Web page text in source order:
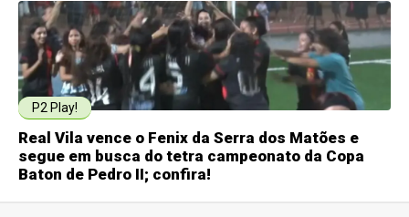
P2 Play!
Real Vila vence o Fenix da Serra dos Matões e
segue em busca do tetra campeonato da Copa
Baton de Pedro II; confira!